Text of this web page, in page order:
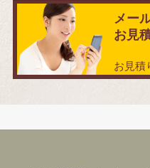
メー
お見
お見積